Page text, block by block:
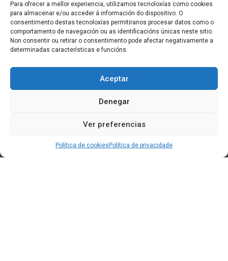
Para ofrecer a mellor experiencia, utilizamos tecnoloxías como cookies
para almacenar e/ou acceder á información do dispositivo. O
consentimento destas tecnoloxías permitiranos procesar datos como o
comportamento de navegación ou as identificacións únicas neste sitio.
Non consentir ou retirar o consentimento pode afectar negativamente a
determinadas características e funcións.
Aceptar
Denegar
Ver preferencias
Política de cookies Política de privacidade